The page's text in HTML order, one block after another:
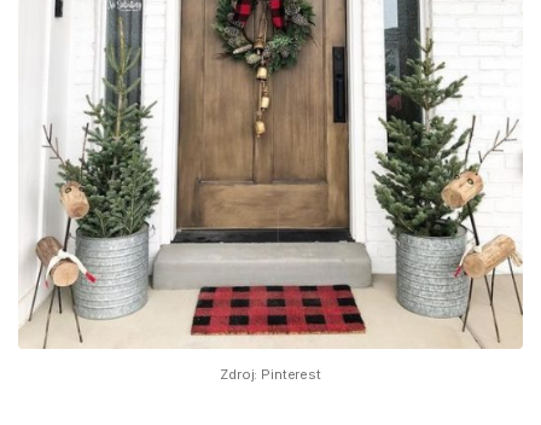
Zdroj: Pinterest